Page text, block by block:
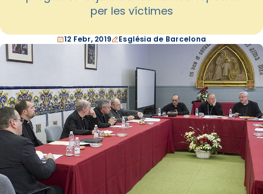
per les víctimes
12 Febr, 2019 Església de Barcelona